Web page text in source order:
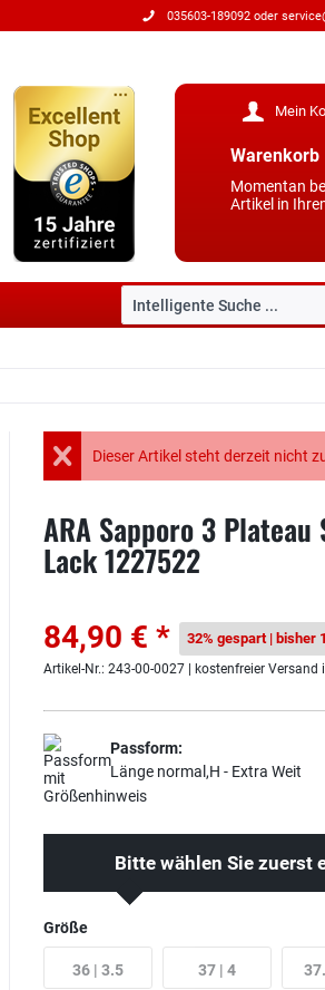
035603-189092 oder
Mein
Warenkorb
Momentan
Artikel in
Dieser Artikel steht derzeit nicht
ARA Sapporo 3
Lack 1227522
84,90 € * 32% gespart | bisher
Artikel-Nr.: 243-00-0027 | kostenfreier Versand
Passform:
Länge normal,H - Extra Weit
Bitte wählen Sie zuerst
Größe
36 | 3.5 37 | 4